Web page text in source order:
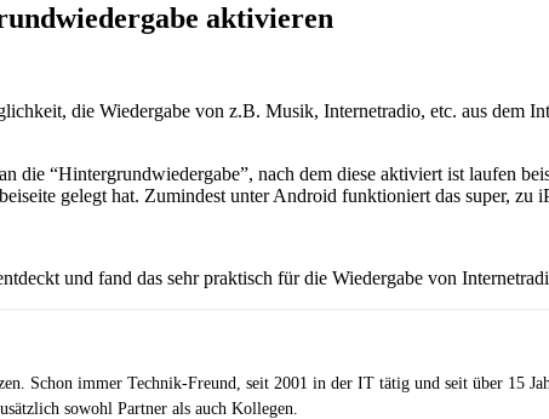
aktivieren
die Wiedergabe von z.B. Musik, Internetradio, etc. aus dem
“Hintergrundwiedergabe”, nach dem diese aktiviert ist laufen
gelegt hat. Zumindest unter Android funktioniert das super, zu
und fand das sehr praktisch für die Wiedergabe von
Schon immer Technik-Freund, seit 2001 in der IT tätig und seit über 15
sowohl Partner als auch Kollegen.